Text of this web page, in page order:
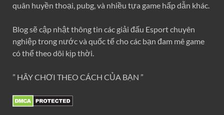
quân huyền thoại, pubg, và nhiều tựa game hấp dẫn khác.
Blog sẽ cập nhật thông tin các giải đấu Esport chuyên
nghiệp trong nước và quốc tế cho các bạn đam mê game
có thể theo dõi kịp thời.
” HÃY CHƠI THEO CÁCH CỦA BẠN ”